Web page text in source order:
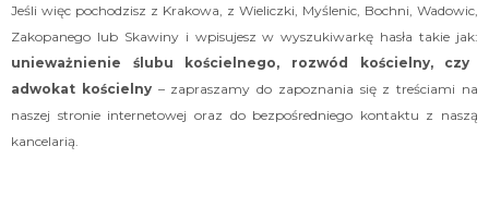
Jeśli więc pochodzisz z Krakowa, z Wieliczki, Myślenic, Bochni, Wadowic,
Zakopanego lub Skawiny i wpisujesz w wyszukiwarkę hasła takie jak:
unieważnienie ślubu kościelnego, rozwód kościelny, czy
adwokat kościelny– zapraszamy do zapoznania się z treściami na
naszej stronie internetowej oraz do bezpośredniego kontaktu z naszą
kancelarią.